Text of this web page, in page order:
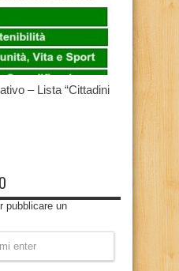
– Lista “Cittadini
pubblicare un